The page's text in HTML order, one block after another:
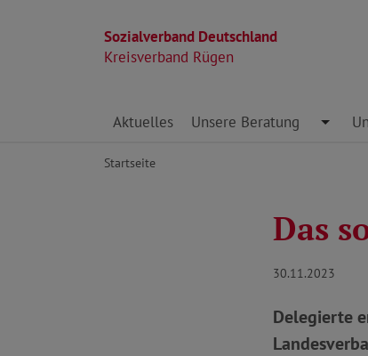
Sozialverband Deutschland
Kreisverband Rügen
Direkt zu den Inhalten springen
Aktuelles Unsere Beratung Toggle
Startseite
Das
30.11.2023
Delegierte